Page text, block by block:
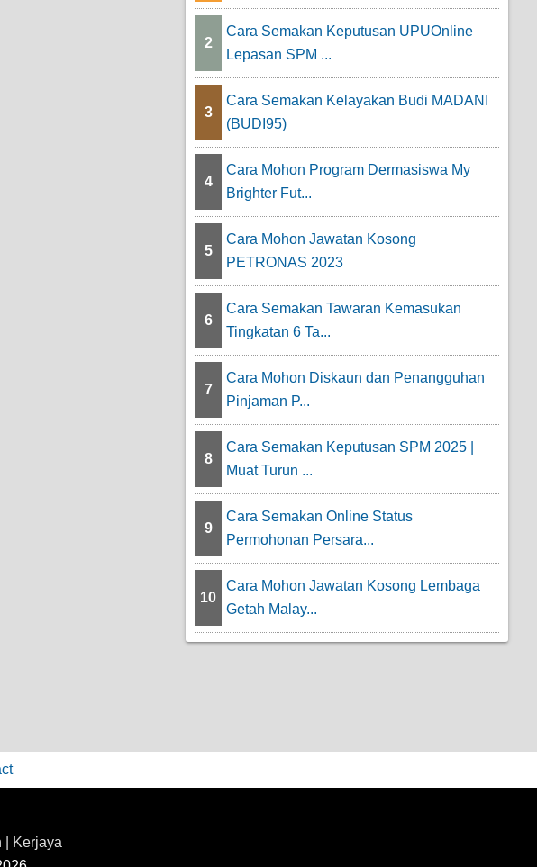
2
Cara Semakan Keputusan UPUOnline
Lepasan SPM ...
3
Cara Semakan Kelayakan Budi MADANI
(BUDI95)
4
Cara Mohon Program Dermasiswa My
Brighter Fut...
5
Cara Mohon Jawatan Kosong
PETRONAS 2023
6
Cara Semakan Tawaran Kemasukan
Tingkatan 6 Ta...
7
Cara Mohon Diskaun dan Penangguhan
Pinjaman P...
8
Cara Semakan Keputusan SPM 2025 |
Muat Turun ...
9
Cara Semakan Online Status
Permohonan Persara...
10
Cara Mohon Jawatan Kosong Lembaga
Getah Malay...
| Kerjaya